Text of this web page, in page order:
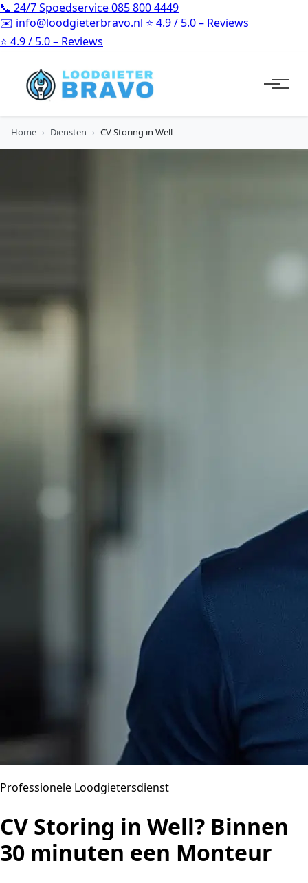
📞 24/7 Spoedservice085 800 4449
✉️ info@loodgieterbravo.nl ⭐ 4.9 / 5.0 – Reviews
⭐ 4.9 / 5.0 – Reviews
Home › Diensten › CV Storing in Well
Professionele Loodgietersdienst
CV Storing in Well? Binnen
30 minuten een Monteur